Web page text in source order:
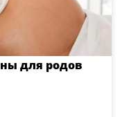
для родов